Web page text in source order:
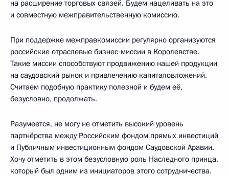
на расширение торговых связей. Будем нацеливать на это
и совместную межправительственную комиссию.
При поддержке межправкомиссии регулярно организуются
российские отраслевые бизнес‑миссии в Королевстве.
Такие миссии способствуют продвижению нашей продукции
на саудовский рынок и привлечению капиталовложений.
Считаем подобную практику полезной и будем её,
безусловно, продолжать.
Разумеется, не могу не отметить высокий уровень
партнёрства между Российским фондом прямых инвестиций
и Публичным инвестиционным фондом Саудовской Аравии.
Хочу отметить в этом безусловную роль Наследного принца,
который был одним из инициаторов этого сотрудничества.